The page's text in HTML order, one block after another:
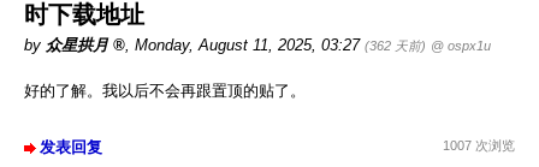
时下载地址
by 众星拱月 , Monday, August 11, 2025, 03:27 (362 天前) @ ospx1u
好的了解。我以后不会再跟置顶的贴了。
发表回复 1007 次浏览